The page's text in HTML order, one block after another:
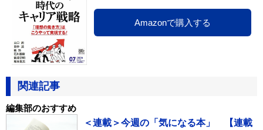
Amazonで購入する
関連記事
編集部のおすすめ
＜連載＞今週の「気になる本」 【連載